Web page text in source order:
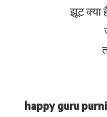
झूट क्या
happy guru